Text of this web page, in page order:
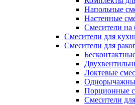
Напольные
Настенные
Смесители на
Смесители для
Смесители для
Локтевые
Порционные
Смесители